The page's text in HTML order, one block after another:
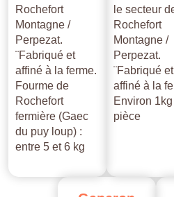
Rochefort
Montagne /
Perpezat.
¨Fabriqué et
affiné à la ferme.
Fourme de
Rochefort
fermière (Gaec
du puy loup) :
entre 5 et 6 kg
le secteur
Rochefort
Montagne /
Perpezat.
¨Fabriqué et
affiné à la
Environ 1kg
pièce